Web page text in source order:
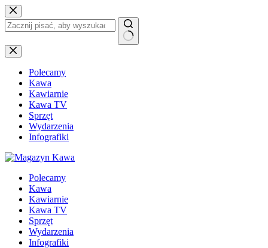
Przejdź
do
treści
Brak
wyników
Polecamy
Kawa
Kawiarnie
Kawa TV
Sprzęt
Wydarzenia
Infografiki
Polecamy
Kawa
Kawiarnie
Kawa TV
Sprzęt
Wydarzenia
Infografiki